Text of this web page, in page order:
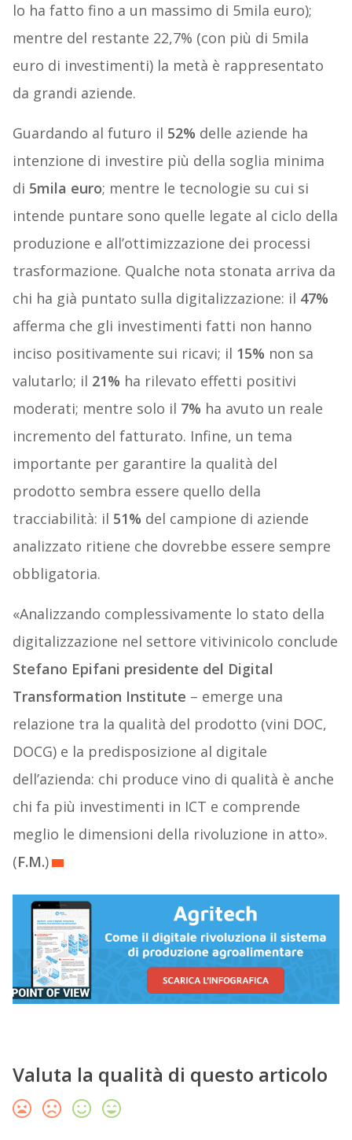
lo ha fatto fino a un massimo di 5mila euro);
mentre del restante 22,7% (con più di 5mila
euro di investimenti) la metà è rappresentato
da grandi aziende.
Guardando al futuro il 52% delle aziende ha
intenzione di investire più della soglia minima
di 5mila euro; mentre le tecnologie su cui si
intende puntare sono quelle legate al ciclo della
produzione e all’ottimizzazione dei processi
trasformazione. Qualche nota stonata arriva da
chi ha già puntato sulla digitalizzazione: il 47%
afferma che gli investimenti fatti non hanno
inciso positivamente sui ricavi; il 15% non sa
valutarlo; il 21% ha rilevato effetti positivi
moderati; mentre solo il 7% ha avuto un reale
incremento del fatturato. Infine, un tema
importante per garantire la qualità del
prodotto sembra essere quello della
tracciabilità: il 51% del campione di aziende
analizzato ritiene che dovrebbe essere sempre
obbligatoria.
«Analizzando complessivamente lo stato della
digitalizzazione nel settore vitivinicolo conclude
Stefano Epifani presidente del Digital
Transformation Institute – emerge una
relazione tra la qualità del prodotto (vini DOC,
DOCG) e la predisposizione al digitale
dell’azienda: chi produce vino di qualità è anche
chi fa più investimenti in ICT e comprende
meglio le dimensioni della rivoluzione in atto».
(F.M.)
Valuta la qualità di questo articolo